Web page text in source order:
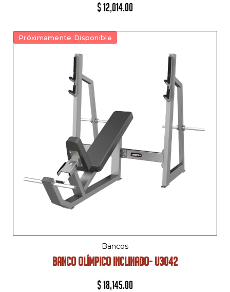
$12,014.00
Próximamente Disponible
Bancos
BANCO OLÍMPICO INCLINADO- U3042
$18,145.00